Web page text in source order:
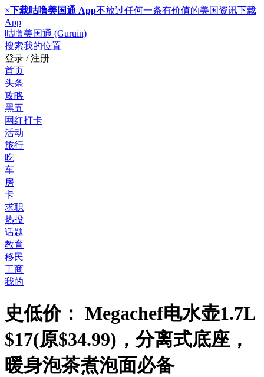
×下载咕噜美国通 App不放过任何一条有价值的美国资讯下载
App
咕噜美国通 (Guruin)
搜索我的位置
登录 / 注册
首页
头条
攻略
黑五
网红打卡
活动
旅行
吃
车
房
卡
求职
热投
话题
教育
移民
工商
我的
史低价： Megachef电水壶1.7L
$17(原$34.99)，分离式底座，
暖身泡茶煮泡面必备